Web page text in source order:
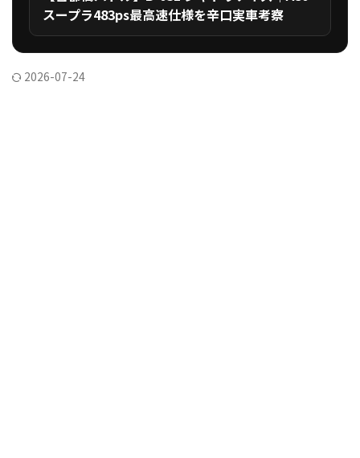
スープラ483ps最高速仕様を辛口実車考察
2026-07-24